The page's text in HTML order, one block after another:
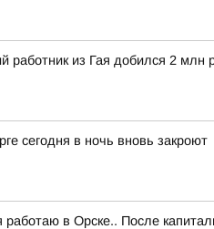
из Гая добился 2 млн
сегодня в ночь вновь закроют
в Орске.. После